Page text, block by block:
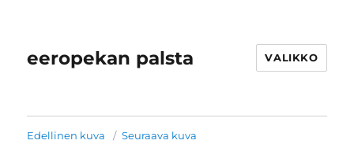
eeropekan palsta VALIKKO
Edellinen kuva Seuraava kuva